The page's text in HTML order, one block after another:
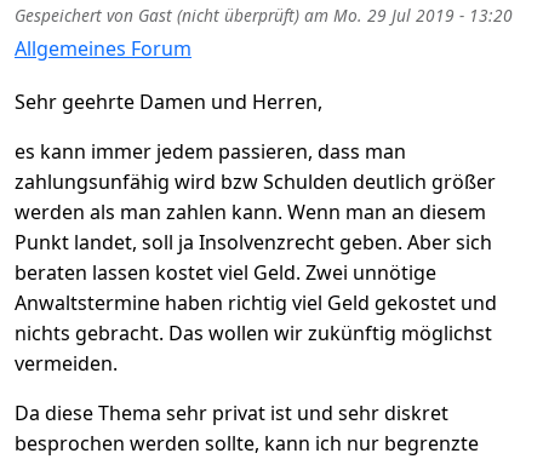
Gespeichert von Gast (nicht überprüft) am Mo. 29 Jul 2019 - 13:20
Allgemeines Forum
Sehr geehrte Damen und Herren,
es kann immer jedem passieren, dass man
zahlungsunfähig wird bzw Schulden deutlich größer
werden als man zahlen kann. Wenn man an diesem
Punkt landet, soll ja Insolvenzrecht geben. Aber sich
beraten lassen kostet viel Geld. Zwei unnötige
Anwaltstermine haben richtig viel Geld gekostet und
nichts gebracht. Das wollen wir zukünftig möglichst
vermeiden.
Da diese Thema sehr privat ist und sehr diskret
besprochen werden sollte, kann ich nur begrenzte